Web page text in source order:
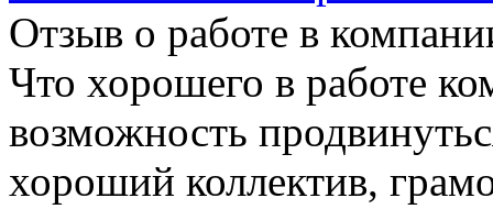
Отзыв о работе в
Что хорошего в работе
возможность
хороший коллектив,